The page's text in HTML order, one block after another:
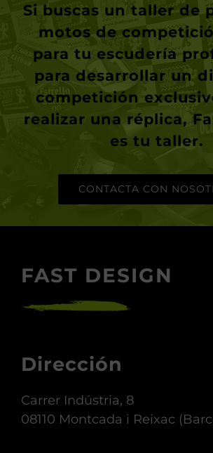
Si buscas un taller de
motos de
para tu escudería
para desarrollar un
competición
realizar una réplica,
es tu taller.
CONTACTA CON
FAST DESIGN
Dirección
Carrer Indústria, 8
08110 Montcada i Reixac